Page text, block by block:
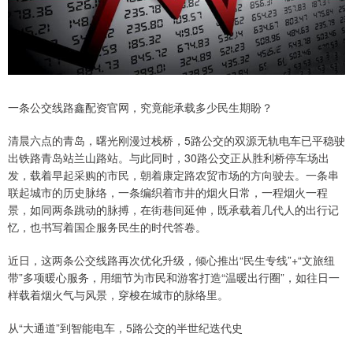
一条公交线路鑫配资官网，究竟能承载多少民生期盼？
清晨六点的青岛，曙光刚漫过栈桥，5路公交的双源无轨电车已平稳驶
出铁路青岛站兰山路站。与此同时，30路公交正从胜利桥停车场出
发，载着早起采购的市民，朝着康定路农贸市场的方向驶去。一条串
联起城市的历史脉络，一条编织着市井的烟火日常，一程烟火一程
景，如同两条跳动的脉搏，在街巷间延伸，既承载着几代人的出行记
忆，也书写着国企服务民生的时代答卷。
近日，这两条公交线路再次优化升级，倾心推出“民生专线”+“文旅纽
带”多项暖心服务，用细节为市民和游客打造“温暖出行圈”，如往日一
样载着烟火气与风景，穿梭在城市的脉络里。
从“大通道”到智能电车，5路公交的半世纪迭代史